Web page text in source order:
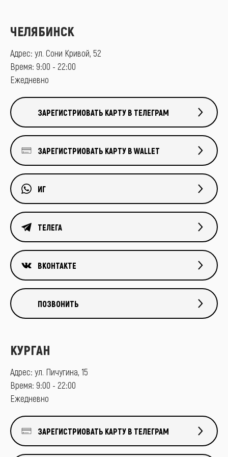
ЧЕЛЯБИНСК
Адрес: ул. Сони Кривой, 52
Время: 9:00 - 22:00
Ежедневно
ЗАРЕГИСТРИОВАТЬ КАРТУ В ТЕЛЕГРАМ
ЗАРЕГИСТРИОВАТЬ КАРТУ В WALLET
ИГ
ТЕЛЕГА
ВКОНТАКТЕ
ПОЗВОНИТЬ
КУРГАН
Адрес: ул. Пичугина, 15
Время: 9:00 - 22:00
Ежедневно
ЗАРЕГИСТРИОВАТЬ КАРТУ В ТЕЛЕГРАМ